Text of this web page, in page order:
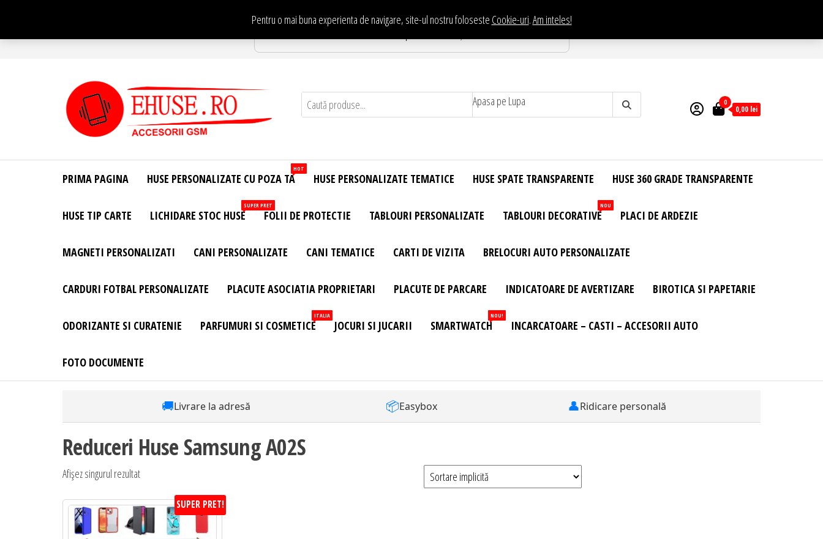
conținut
Pentru o mai buna experienta de navigare, site-ul nostru foloseste Cookie-uri.Am inteles!
Te asteptam in Showroom eHuse.ro
Site Oficial .
Huse
Personalizate
Huse
Personalizate
Telefon –
– Accesorii
Apasa pe Lupa 0
0,00 lei
PRIMA PAGINA HUSE PERSONALIZATE CU POZA TA
HOT
HUSE PERSONALIZATE TEMATICE HUSE SPATE TRANSPARENTE HUSE 360 GRADE TRANSPARENTE
HUSE TIP CARTE LICHIDARE STOC HUSE
SUPER PRET
FOLII DE PROTECTIE TABLOURI PERSONALIZATE TABLOURI DECORATIVE
NOU
PLACI DE ARDEZIE
MAGNETI PERSONALIZATI CANI PERSONALIZATE CANI TEMATICE CARTI DE VIZITA BRELOCURI AUTO PERSONALIZATE
CARDURI FOTBAL PERSONALIZATE PLACUTE ASOCIATIA PROPRIETARI PLACUTE DE PARCARE INDICATOARE DE AVERTIZARE BIROTICA SI PAPETARIE
ODORIZANTE SI CURATENIE PARFUMURI SI COSMETICE
ITALIA
JOCURI SI JUCARII SMARTWATCH
NOU!
INCARCATOARE – CASTI – ACCESORII AUTO
FOTO DOCUMENTE
🚚Livrare la adresă 📦Easybox 👤Ridicare personală
Reduceri Huse Samsung A02S
Afișez singurul rezultat
SUPER PRET!